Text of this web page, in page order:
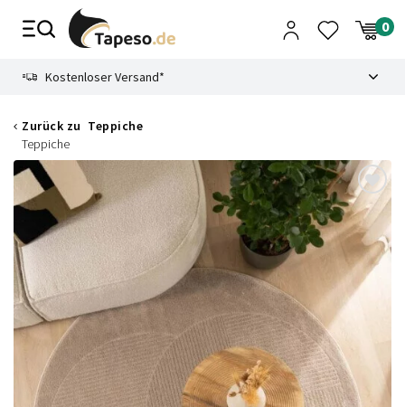
Zusammenbruch
Kostenloser Versand*
Zurück zu Teppiche
Teppiche